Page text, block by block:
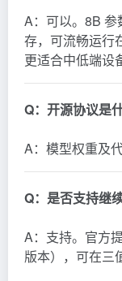
A：可以。8B
存，可流畅运行
更适合中低端设
Q：开源协议是
A：模型权重及
Q：是否支持继
A：支持。官方
版本），可在三